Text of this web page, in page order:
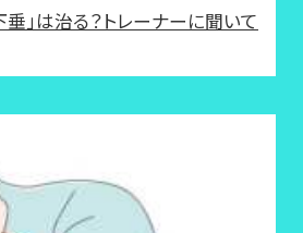
」は治る？トレーナーに聞いて